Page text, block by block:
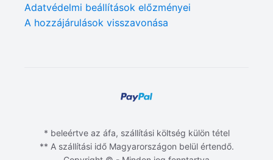
Adatvédelmi beállítások előzményei
A hozzájárulások visszavonása
* beleértve az áfa, szállítási költség külön tétel
** A szállítási idő Magyarországon belül értendő.